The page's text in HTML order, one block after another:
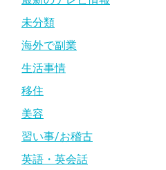
未分類
海外で副業
生活事情
移住
美容
習い事/お稽古
英語・英会話